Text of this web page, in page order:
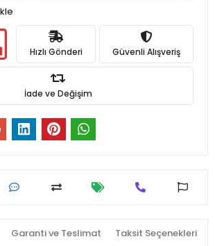
Hızlı Gönderi Güvenli Alışveriş
İade ve Değişim
Garanti ve Teslimat Taksit Seçenekleri